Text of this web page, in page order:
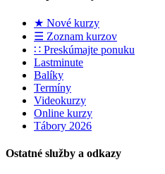
★ Nové kurzy
☰ Zoznam kurzov
∷ Preskúmajte ponuku
Lastminute
Balíky
Termíny
Videokurzy
Online kurzy
Tábory 2026
Ostatné služby a odkazy